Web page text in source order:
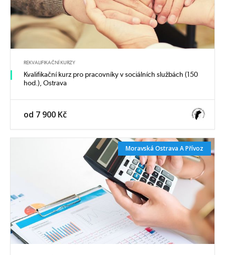
REKVALIFIKAČNÍ KURZY
Kvalifikační kurz pro pracovníky v sociálních službách (150
hod.), Ostrava
od 7 900 Kč
Moravská Ostrava A Přívoz